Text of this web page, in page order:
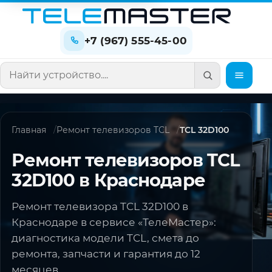
+7 (967) 555-45-00
Поиск по сайту
Главная Ремонт телевизоров TCL TCL 32D100
Ремонт телевизоров TCL
32D100 в Краснодаре
Ремонт телевизора TCL 32D100 в
Краснодаре в сервисе «ТелеМастер»:
диагностика модели TCL, смета до
ремонта, запчасти и гарантия до 12